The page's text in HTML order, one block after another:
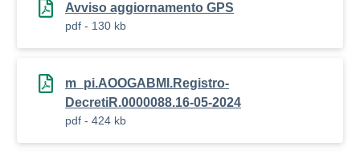
Avviso aggiornamento GPS
pdf - 130 kb
m_pi.AOOGABMI.Registro-
DecretiR.0000088.16-05-2024
pdf - 424 kb